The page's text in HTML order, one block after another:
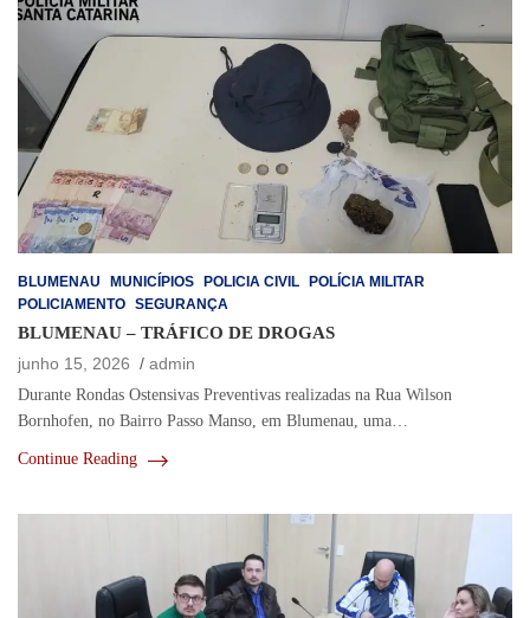
BLUMENAU MUNICÍPIOS POLICIA CIVIL
POLÍCIA MILITAR
POLICIAMENTO SEGURANÇA
BLUMENAU – TRÁFICO DE DROGAS
junho 15, 2026
admin
Durante Rondas Ostensivas Preventivas realizadas na Rua Wilson
Bornhofen, no Bairro Passo Manso, em Blumenau, uma…
Continue Reading